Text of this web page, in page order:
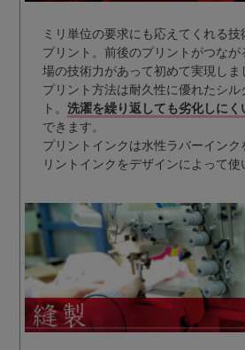
ミリ単位の要求にも応えてくれる
プリント。前後のプリントがつな
場の技術力があって初めて実現しま
プリント方法は耐久性に優れたシ
ト。 洗濯を繰り返しても劣化しにく
できます。
プリントインクは水性ラバーイン
リントインクをデザインによって使